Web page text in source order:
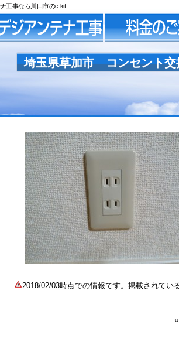
工事なら川口市のe-kit
埼玉県草加市 コンセント交
2018/02/03時点での情報です。掲載されてい